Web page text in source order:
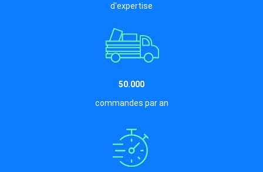
d'expertise
50.000
commandes par an